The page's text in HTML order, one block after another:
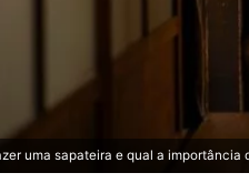
uma sapateira e qual a importância